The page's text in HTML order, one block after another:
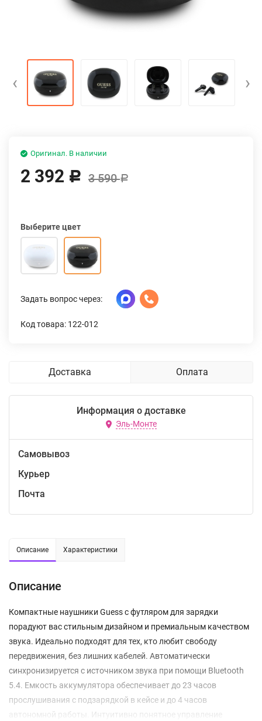
‹ ›
Оригинал. В наличии
2 392 Р 3 590Р
Выберите цвет
Задать вопрос через:
Код товара: 122-012
Доставка Оплата
Информация о доставке
Эль-Монте
Самовывоз
Курьер
Почта
Описание Характеристики
Описание
Компактные наушники Guess с футляром для зарядки
порадуют вас стильным дизайном и премиальным качеством
звука. Идеально подходят для тех, кто любит свободу
передвижения, без лишних кабелей. Автоматически
синхронизируется с источником звука при помощи Bluetooth
5.4. Емкость аккумулятора обеспечивает до 23 часов
прослушивания с подзарядкой в кейсе и до 4 часов
автономной работы. Интуитивно понятное управление